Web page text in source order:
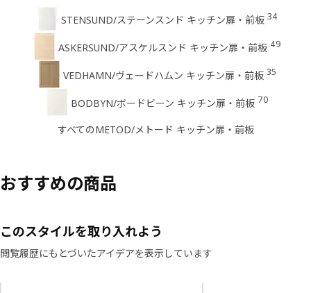
STENSUND/ステーンスンド キッチン扉・前板 34
ASKERSUND/アスケルスンド キッチン扉・前板 49
VEDHAMN/ヴェードハムン キッチン扉・前板 35
BODBYN/ボードビーン キッチン扉・前板 70
すべてのMETOD/メトード キッチン扉・前板
おすすめの商品
このスタイルを取り入れよう
閲覧履歴にもとづいたアイデアを表示しています